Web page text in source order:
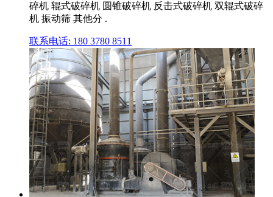
碎机 辊式破碎机 圆锥破碎机 反击式破碎机 双辊式破碎
机 振动筛 其他分 .
联系电话: 180 3780 8511